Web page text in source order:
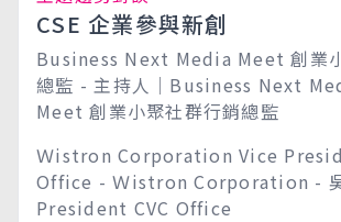
CSE 企業參與新創
Business Next Media Meet 創業
總監 - 主持人｜Business Next
Meet 創業小聚社群行銷總監
Ｗistron Corporation Vice
Office - Ｗistron Corporation -
President CVC Office